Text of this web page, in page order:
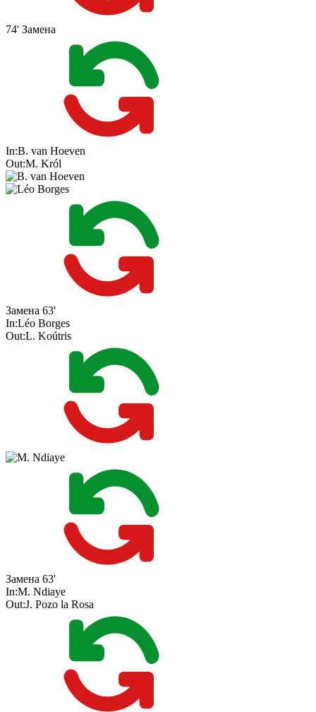
74' Замена
In:B. van Hoeven
Out:M. Król
Замена 63'
In:Léo Borges
Out:L. Koútris
Замена 63'
In:M. Ndiaye
Out:J. Pozo la Rosa